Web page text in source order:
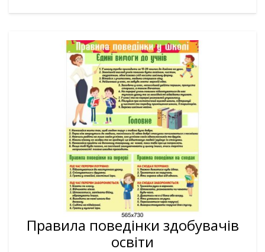
Правила поведінки здобувачів
освіти